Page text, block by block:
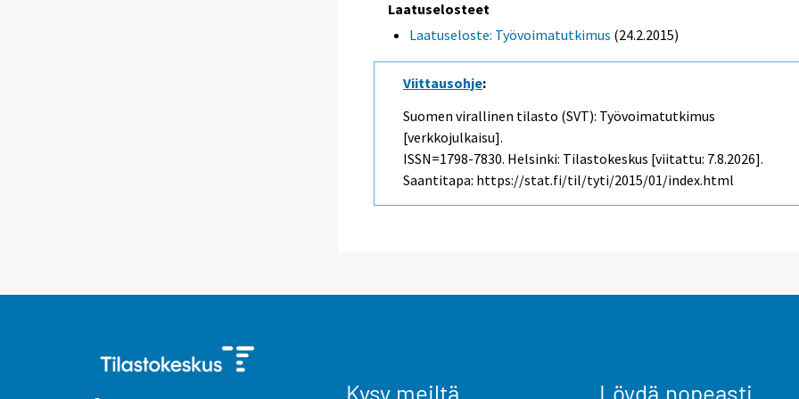
Laatuselosteet
Laatuseloste: Työvoimatutkimus (24.2.2015)
Viittausohje:
Suomen virallinen tilasto (SVT): Työvoimatutkimus
[verkkojulkaisu].
ISSN=1798-7830. Helsinki: Tilastokeskus [viitattu: 7.8.2026].
Saantitapa: https://stat.fi/til/tyti/2015/01/index.html
Kysy meiltä Löydä nopeasti